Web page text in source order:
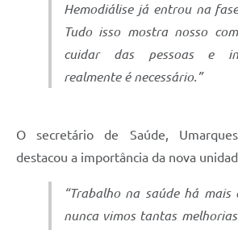
Hemodiálise já entrou na
Tudo isso mostra nosso
cuidar das pessoas e
realmente é necessário.”
O secretário de Saúde,
destacou a importância da nova
“Trabalho na saúde há mais
nunca vimos tantas